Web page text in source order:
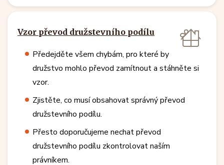
Vzor převod družstevního podílu
Předejděte všem chybám, pro které by
družstvo mohlo převod zamítnout a stáhněte si
vzor.
Zjistěte, co musí obsahovat správný převod
družstevního podílu.
Přesto doporučujeme nechat převod
družstevního podílu zkontrolovat naším
právníkem.